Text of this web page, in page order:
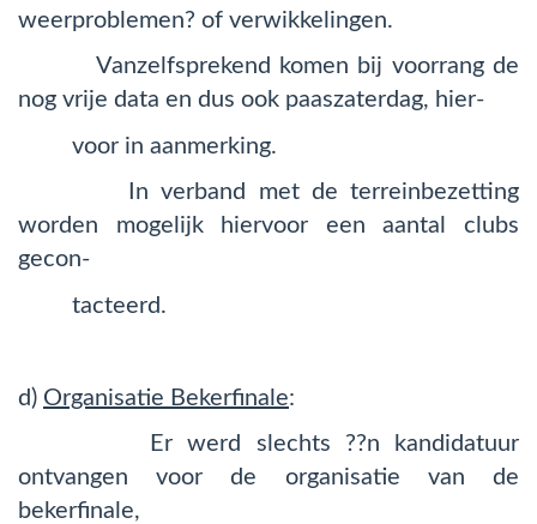
weerproblemen? of verwikkelingen.
Vanzelfsprekend komen bij voorrang de
nog vrije data en dus ook paaszaterdag, hier-
voor in aanmerking.
In verband met de terreinbezetting
worden mogelijk hiervoor een aantal clubs
gecon-
tacteerd.
d) Organisatie Bekerfinale:
Er werd slechts ??n kandidatuur
ontvangen voor de organisatie van de
bekerfinale,